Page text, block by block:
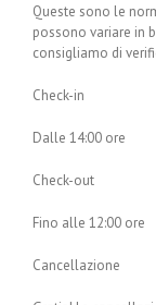
Queste sono le
possono variare in
consigliamo di
Check-in
Dalle 14:00 ore
Check-out
Fino alle 12:00 ore
Cancellazione